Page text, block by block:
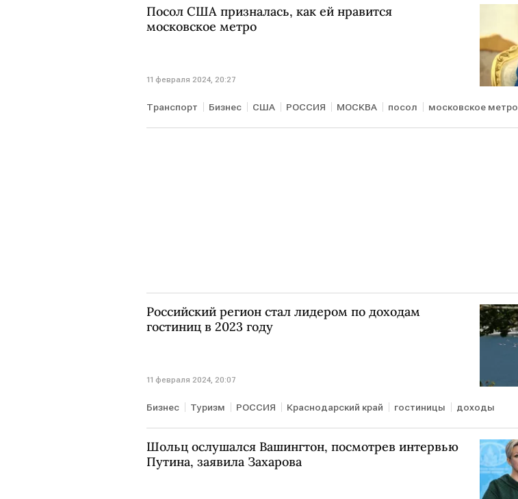
Посол США призналась, как ей нравится
московское метро
11 февраля 2024, 20:27
Транспорт Бизнес США РОССИЯ МОСКВА посол московское метро
Российский регион стал лидером по доходам
гостиниц в 2023 году
11 февраля 2024, 20:07
Бизнес Туризм РОССИЯ Краснодарский край гостиницы доходы
Шольц ослушался Вашингтон, посмотрев интервью
Путина, заявила Захарова